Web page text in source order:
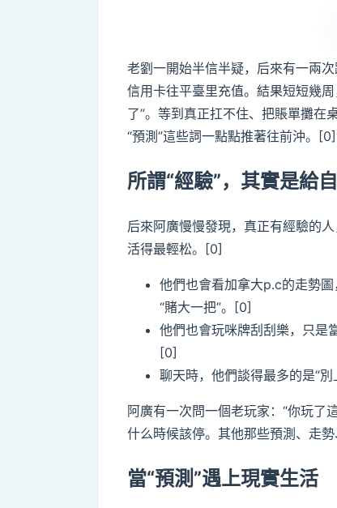
老劉一開始半信半疑，后來有一兩
信用卡往平臺里充值。結果短短幾
了”。等到真正扛不住、把賬單攤在
“預測”這些詞一點點推著往前沖。[0]
所謂“經驗”，其實是給
后來阿廣慢慢發現，真正有經驗的
活得最輕松。[0]
他們也會看加拿大p.c的走勢
“賭大一把”。[0]
他們也會玩咪牌刮刮樂，只是
[0]
聊天時，他們談得最多的是“
阿廣有一次問一個老玩家：“你玩了
什么時候該停。其他那些預測、走
當“預測”遇上現實生活